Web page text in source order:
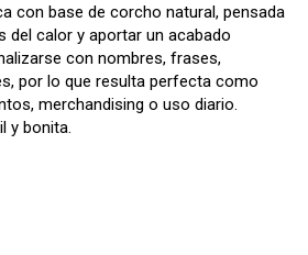
con base de corcho natural, pensada
del calor y aportar un acabado
con nombres, frases,
por lo que resulta perfecta como
merchandising o uso diario.
y bonita.